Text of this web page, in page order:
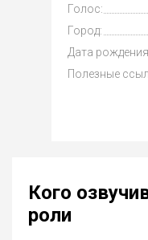
Голос:
Город:
Дата
Полезные
Кого
роли